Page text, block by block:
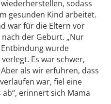
sodass
gesunden Kind arbeitet.
war für die Eltern vor
der Geburt. „Nur
wurde
Es war schwer,
als wir erfuhren, dass
war, fiel eine
erinnert sich Mama